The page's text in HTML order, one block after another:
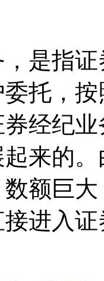
是指
托，
经纪
来的
额巨
进入